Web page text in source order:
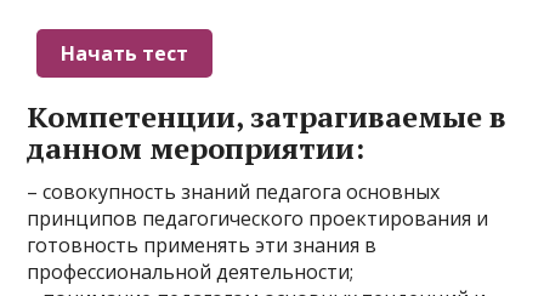
Компетенции, затрагиваемые в
данном мероприятии:
– совокупность знаний педагога основных
принципов педагогического проектирования и
готовность применять эти знания в
профессиональной деятельности;